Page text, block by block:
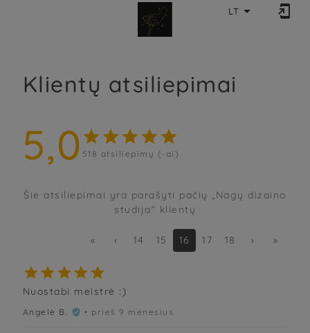
LT  
Klientų atsiliepimai
5,0     
518 atsiliepimų (-ai)
Šie atsiliepimai yra parašyti pačių „Nagų dizaino
studija“ klientų
« ‹ 14 15 16 17 18 › »

Nuostabi meistrė :)
Angelė B.  • prieš 9 mėnesius